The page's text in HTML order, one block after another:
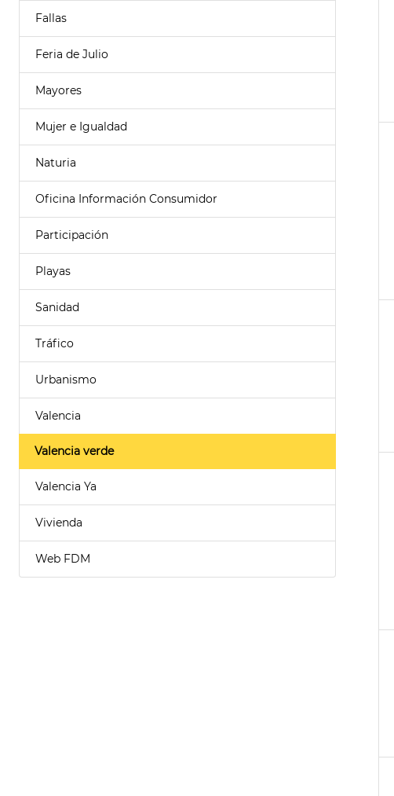
Fallas
Feria de Julio
Mayores
Mujer e Igualdad
Naturia
Oficina Información Consumidor
Participación
Playas
Sanidad
Tráfico
Urbanismo
Valencia
Valencia verde
Valencia Ya
Vivienda
Web FDM